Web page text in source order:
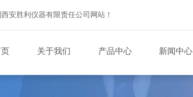
安胜利仪器有限责任公司网站！
关于我们 产品中心 新闻中心